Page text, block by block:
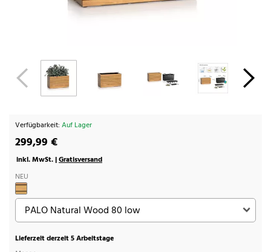
Verfügbarkeit: Auf Lager
299,99 €
inkl. MwSt. |Gratisversand
NEU
Lieferzeit derzeit 5 Arbeitstage